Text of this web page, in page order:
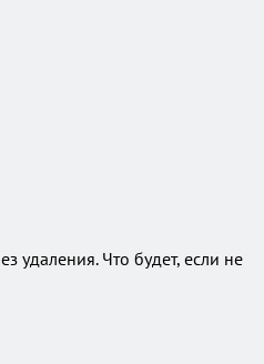
удаления. Что будет, если не